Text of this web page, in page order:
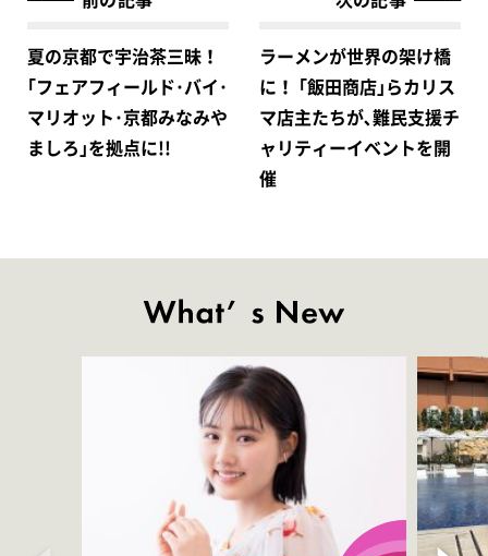
夏の京都で宇治茶三昧！
｢フェアフィールド･バイ･
マリオット･京都みなみや
ましろ｣を拠点に!!
ラーメンが世界の架け橋
に！ ｢飯田商店｣らカリス
マ店主たちが､難民支援チ
ャリティーイベントを開
催